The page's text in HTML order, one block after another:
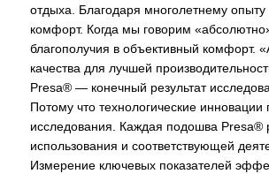
отдыха. Благодаря многолетнему
комфорт. Когда мы говорим
благополучия в объективный комфорт.
качества для лучшей
Presa® — конечный результат
Потому что технологические
исследования. Каждая подошва Presa®
использования и соответствующей
Измерение ключевых показателей